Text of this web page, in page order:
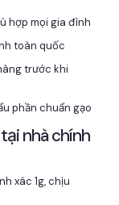
hợp mọi gia đình
toàn quốc
trước khi
phần chuẩn gạo
nhà chính
xác 1g, chịu